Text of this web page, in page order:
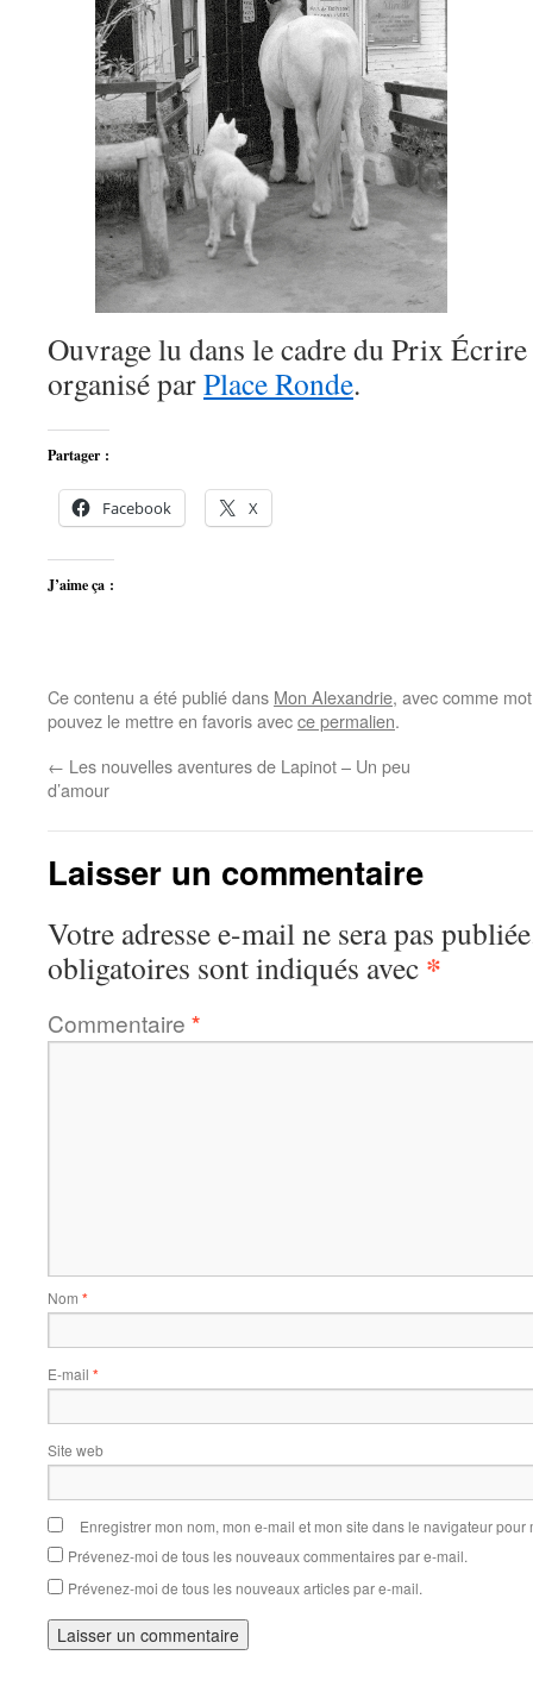
Ouvrage lu dans le cadre du Prix
organisé parPlace Ronde.
Partager :
Facebook X
J’aime ça :
Ce contenu a été publié dans Mon Alexandrie, avec comme
pouvez le mettre en favoris avecce permalien.
← Les nouvelles aventures de Lapinot – Un peu
d’amour
Laisser un commentaire
Votre adresse e-mail ne sera pas
obligatoires sont indiqués avec *
Commentaire *
Nom *
E-mail *
Site web
Enregistrer mon nom, mon e-mail et mon site dans le navigateur
Prévenez-moi de tous les nouveaux commentaires par e-mail.
Prévenez-moi de tous les nouveaux articles par e-mail.